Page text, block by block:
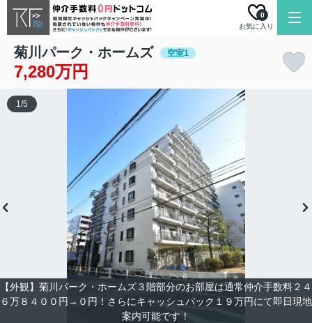
お気に入り
0
菊川パーク・ホームズ 空室1
7,280万円
【外観】菊川パーク・ホームズ３階部分のお部屋は通常仲介手数料２４
６万８４００円→０円！さらにキャッシュバック１９万円にて即日現地
案内可能です！
1/5